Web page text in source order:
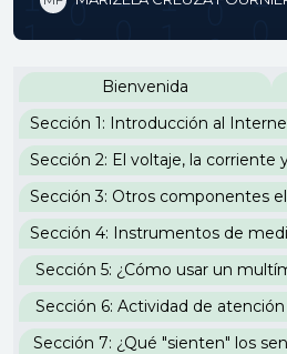
Perfilado de
Bienvenida
Sección 5: ¿Cómo usar un
Sección 6: Actividad de
Sección 7: ¿Qué "sienten" los